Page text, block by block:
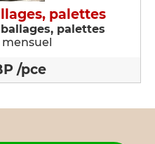
palettes
palettes
mensuel
/pce